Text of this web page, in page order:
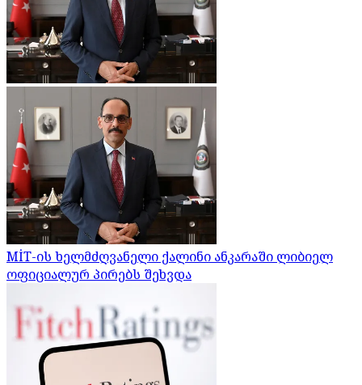
MİT-ის ხელმძღვანელი ქალინი ანკარაში ლიბიელ
ოფიციალურ პირებს შეხვდა